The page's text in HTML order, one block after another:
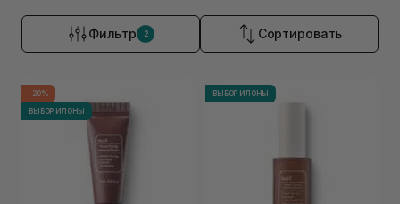
Фильтр 2 Сортировать
-20%
ВЫБОР ИЛОНЫ
ВЫБОР ИЛОНЫ